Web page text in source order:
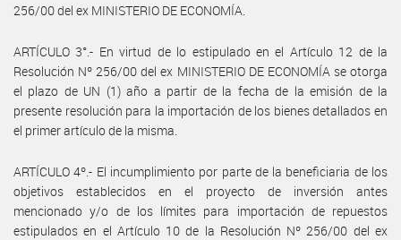
256/00 del ex MINISTERIO DE ECONOMÍA.
ARTÍCULO 3°.- En virtud de lo estipulado en el Artículo 12 de la
Resolución Nº 256/00 del ex MINISTERIO DE ECONOMÍA se otorga
el plazo de UN (1) año a partir de la fecha de la emisión de la
presente resolución para la importación de los bienes detallados en
el primer artículo de la misma.
ARTÍCULO 4º.- El incumplimiento por parte de la beneficiaria de los
objetivos establecidos en el proyecto de inversión antes
mencionado y/o de los límites para importación de repuestos
estipulados en el Artículo 10 de la Resolución Nº 256/00 del ex